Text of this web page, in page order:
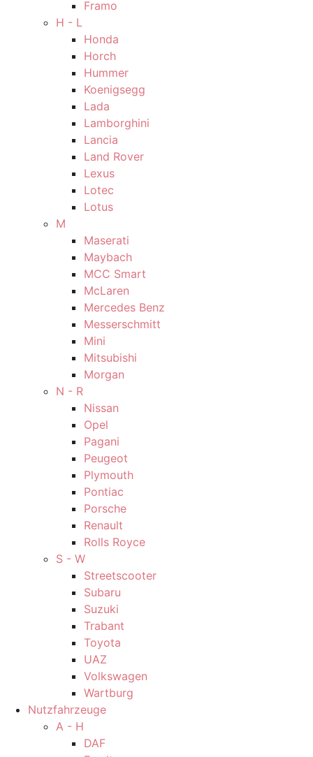
Framo
H - L
Honda
Horch
Hummer
Koenigsegg
Lada
Lamborghini
Lancia
Land Rover
Lexus
Lotec
Lotus
M
Maserati
Maybach
MCC Smart
McLaren
Mercedes Benz
Messerschmitt
Mini
Mitsubishi
Morgan
N - R
Nissan
Opel
Pagani
Peugeot
Plymouth
Pontiac
Porsche
Renault
Rolls Royce
S - W
Streetscooter
Subaru
Suzuki
Trabant
Toyota
UAZ
Volkswagen
Wartburg
Nutzfahrzeuge
A - H
DAF